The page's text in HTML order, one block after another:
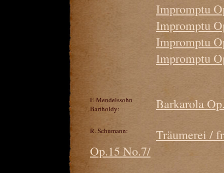
Impromptu
Impromptu
Impromptu
Impromptu
F. Mendelssohn-
Bartholdy:
Barkarola
R. Schumann:
Träumerei /
Op.15 No.7/